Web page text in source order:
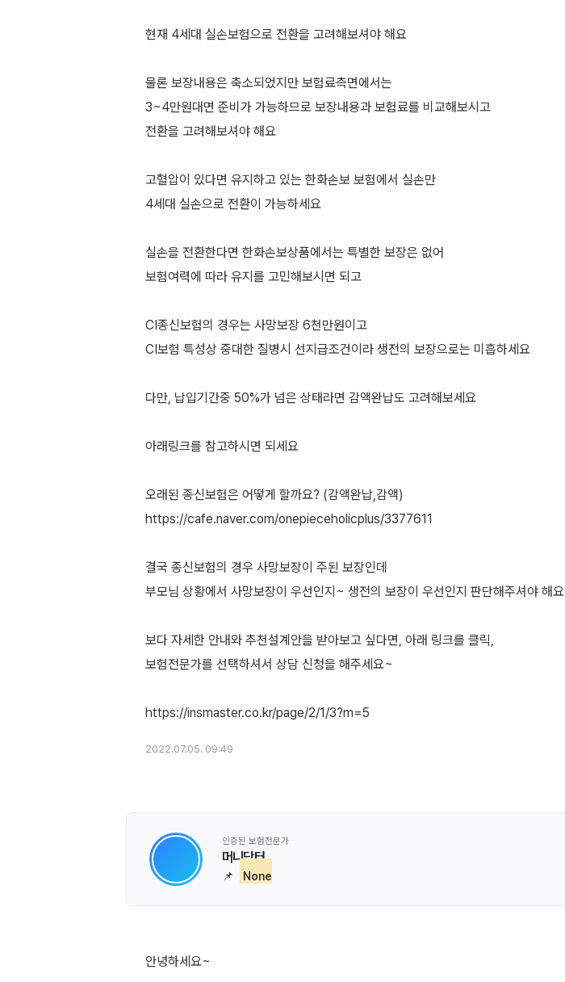
현재 4세대 실손보험으로 전환을 고려해보셔야 해요
물론 보장내용은 축소되었지만 보험료측면에서는
3~4만원대면 준비가 가능하므로 보장내용과 보험료를 비교해보시고
전환을 고려해보셔야 해요
고혈압이 있다면 유지하고 있는 한화손보 보험에서 실손만
4세대 실손으로 전환이 가능하세요
실손을 전환한다면 한화손보상품에서는 특별한 보장은 없어
보험여력에 따라 유지를 고민해보시면 되고
CI종신보험의 경우는 사망보장 6천만원이고
CI보험 특성상 중대한 질병시 선지급조건이라 생전의 보장으로는 미흡하세요
다만, 납입기간중 50%가 넘은 상태라면 감액완납도 고려해보세요
아래링크를 참고하시면 되세요
오래된 종신보험은 어떻게 할까요? (감액완납,감액)
https://cafe.naver.com/onepieceholicplus/3377611
결국 종신보험의 경우 사망보장이 주된 보장인데
부모님 상황에서 사망보장이 우선인지~ 생전의 보장이 우선인지 판단해주셔야 해요
보다 자세한 안내와 추천설계안을 받아보고 싶다면, 아래 링크를 클릭,
보험전문가를 선택하셔서 상담 신청을 해주세요~
2022.07.05. 09:49
인증된 보험전문가
머니닥터
📌 None
안녕하세요~